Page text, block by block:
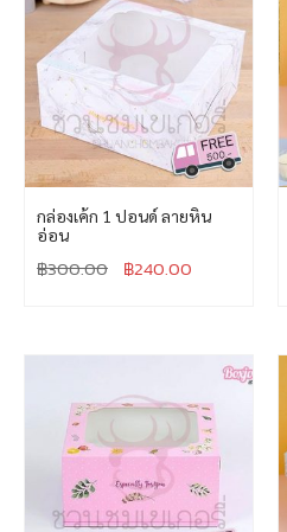
กล่องเค้ก 1 ปอนด์ ลายหิน
อ่อน
฿300.00 ฿240.00